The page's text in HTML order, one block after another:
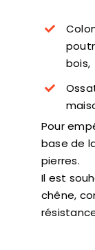
bois,
Pour
base de
pierres.
Il est
chêne,